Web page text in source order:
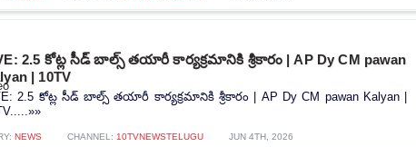
2.5 కోట్ల సీడ్ బాల్స్ తయారీ కార్యక్రమానికి శ్రీకారం | AP Dy CM pawan
| 10TV
2.5 కోట్ల సీడ్ బాల్స్ తయారీ కార్యక్రమానికి శ్రీకారం | AP Dy CM pawan Kalyan |
NEWS CHANNEL: 10TVNEWSTELUGU JUN 4TH, 2026